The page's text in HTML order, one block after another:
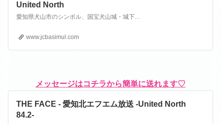
United North
愛知県犬山市のシンボル、国宝犬山城・城下町にある古民家をそのまま利用したコミュニティFM局です。
www.jcbasimul.com
メッセージはコチラから簡単に送れます♡
THE FACE - 愛知北エフエム放送 -United North
84.2-